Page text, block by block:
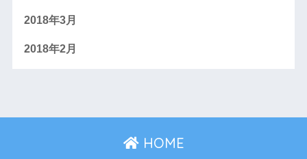
2018年3月
2018年2月
HOME